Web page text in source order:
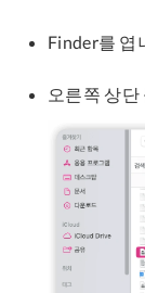
Finder를 엽
오른쪽 상